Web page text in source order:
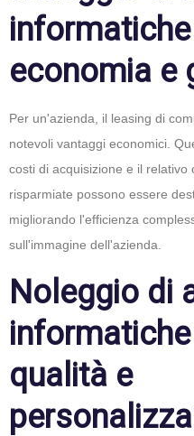
economia e
Per un'azienda, il leasing di
notevoli vantaggi economici.
costi di acquisizione e il
risparmiate possono essere
migliorando l'efficienza
sull'immagine dell'azienda.
Noleggio di
qualità e